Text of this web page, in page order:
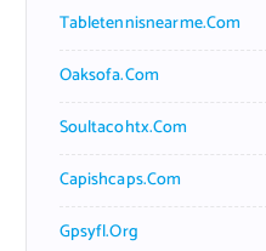
Tabletennisnearme.com
Oaksofa.com
Soultacohtx.com
Capishcaps.com
Gpsyfl.org